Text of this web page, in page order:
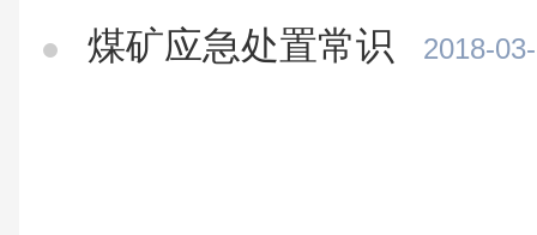
煤矿应急处置常识
2018-